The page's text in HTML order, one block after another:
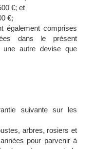
€; et
€;
également comprises
dans le présent
une autre devise que
suivante sur les
arbres, rosiers et
pour parvenir à